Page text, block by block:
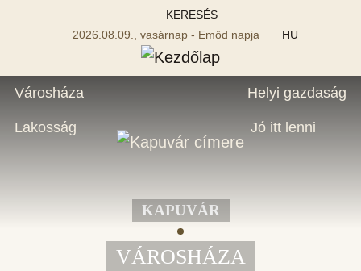
KERESÉS
2026.08.09., vasárnap - Emőd napja
HU
Városháza
Lakosság
Helyi gazdaság
Jó itt lenni
KAPUVÁR
VÁROSHÁZA